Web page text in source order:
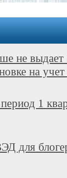
не выдает
на
1
для